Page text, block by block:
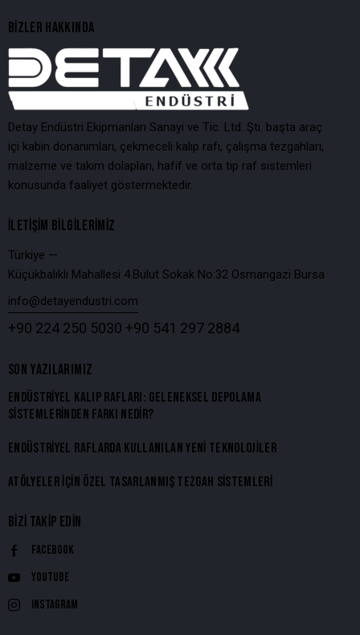
BIZLER HAKKINDA
Detay Endüstri Ekipmanları Sanayi ve Tic. Ltd. Şti. başta araç
içi kabin donanımları, çekmeceli kalıp rafı, çalışma tezgahları,
malzeme ve takım dolapları, hafif ve orta tip raf sistemleri
konusunda faaliyet göstermektedir.
İLETIŞIM BILGILERIMIZ
Türkiye —
Küçükbalıklı Mahallesi 4.Bulut Sokak No:32 Osmangazi Bursa
info@detayendustri.com
+90 224 250 5030 +90 541 297 2884
SON YAZILARIMIZ
ENDÜSTRIYEL KALIP RAFLARI: GELENEKSEL DEPOLAMA
SISTEMLERINDEN FARKI NEDIR?
ENDÜSTRIYEL RAFLARDA KULLANILAN YENI TEKNOLOJILER
ATÖLYELER İÇIN ÖZEL TASARLANMIŞ TEZGAH SISTEMLERI
BIZI TAKIP EDIN
Facebook
Youtube
Instagram